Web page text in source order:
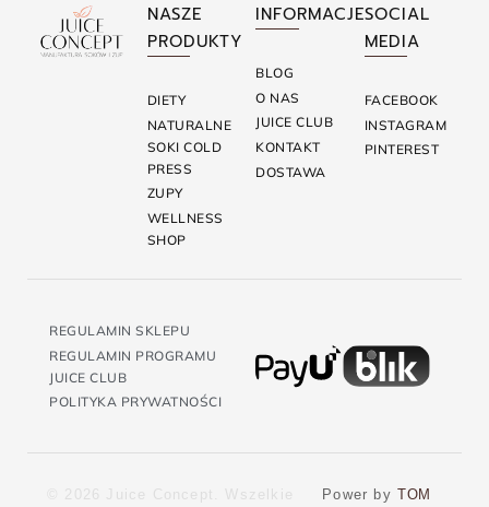
NASZE
PRODUKTY
DIETY
NATURALNE
SOKI COLD
PRESS
ZUPY
WELLNESS
SHOP
INFORMACJE
BLOG
O NAS
JUICE CLUB
KONTAKT
DOSTAWA
SOCIAL
MEDIA
FACEBOOK
INSTAGRAM
PINTEREST
REGULAMIN SKLEPU
REGULAMIN PROGRAMU
JUICE CLUB
POLITYKA PRYWATNOŚCI
Power byTOM